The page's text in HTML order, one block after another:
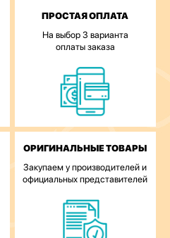
ПРОСТАЯ ОПЛАТА
На выбор 3 варианта
оплаты заказа
ОРИГИНАЛЬНЫЕ ТОВАРЫ
Закупаем у производителей и
официальных представителей